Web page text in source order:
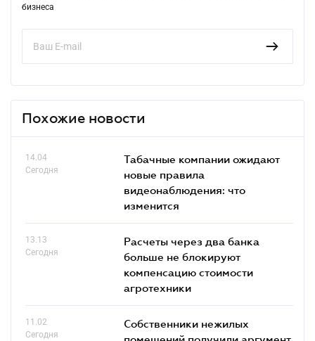
бизнеса
Похожие новости
14.04
Сегодня
Табачные компании ожидают
новые правила
видеонаблюдения: что
изменится
13.13
Сегодня
Расчеты через два банка
больше не блокируют
компенсацию стоимости
агротехники
11.02
Сегодня
Собственники нежилых